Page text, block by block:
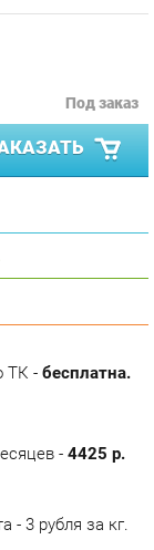
-бесплатна.